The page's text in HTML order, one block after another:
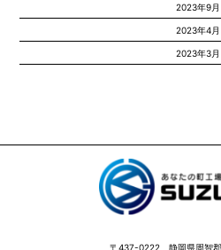
2023年9月
2023年4月
2023年3月
〒437-0222 静岡県周智